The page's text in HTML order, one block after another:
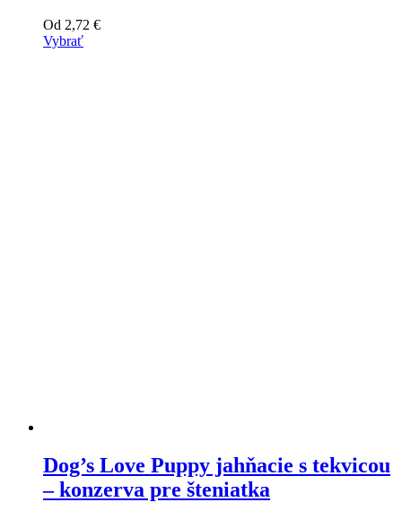
Od 2,72 €
Vybrať
Dog’s Love Puppy jahňacie s tekvicou
– konzerva pre šteniatka